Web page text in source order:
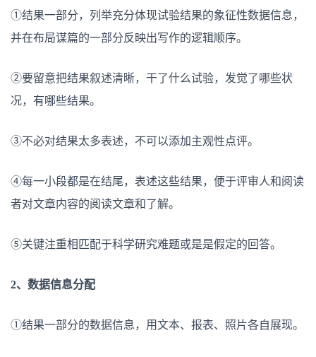
①结果一部分，列举充分体现试验结果的象征性数据信息，
并在布局谋篇的一部分反映出写作的逻辑顺序。
②要留意把结果叙述清晰，干了什么试验，发觉了哪些状
况，有哪些结果。
③不必对结果太多表述，不可以添加主观性点评。
④每一小段都是在结尾，表述这些结果，便于评审人和阅读
者对文章内容的阅读文章和了解。
⑤关键注重相匹配于科学研究难题或是是假定的回答。
2、数据信息分配
①结果一部分的数据信息，用文本、报表、照片各自展现。